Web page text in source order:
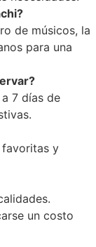
de músicos, la
para una
7 días de
favoritas y
un costo